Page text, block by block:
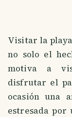
Visitar la
no solo el
motiva a
disfrutar el
ocasión una
estresada por